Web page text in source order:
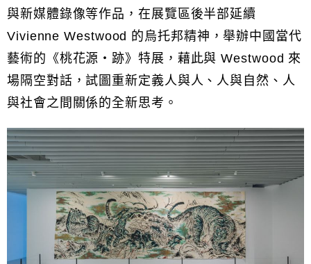
與新媒體錄像等作品，在展覽區後半部延續
Vivienne Westwood 的烏托邦精神，舉辦中國當代
藝術的《桃花源・跡》特展，藉此與 Westwood 來
場隔空對話，試圖重新定義人與人、人與自然、人
與社會之間關係的全新思考。